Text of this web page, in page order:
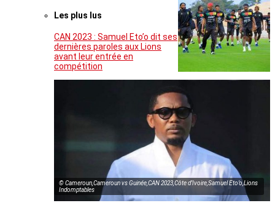
Les plus lus
CAN 2023 : Samuel Eto’o dit ses
dernières paroles aux Lions
avant leur entrée en
compétition
© Cameroun,Cameroun vs Guinée,CAN 2023,Côte d’Ivoire,Samuel Eto’o,Lions
Indomptables